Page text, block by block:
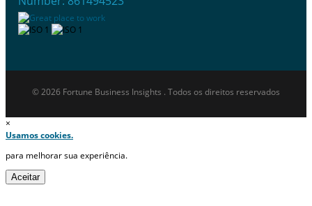
© 2026 Fortune Business Insights . Todos os direitos reservados
×
Usamos cookies.
para melhorar sua experiência.
Aceitar